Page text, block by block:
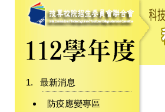
最新消息
防疫應變專區